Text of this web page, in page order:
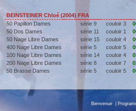
BEINSTEINER Chloé (2004) FRA
50 Papillon Dames
série 9 couloir 3
50 Dos Dames
série 11 couloir 1
50 Nage Libre Dames
série 15 couloir 4
400 Nage Libre Dames
série 5 couloir 5
100 Nage Libre Dames
série 14 couloir 4
200 Nage Libre Dames
série 8 couloir 7
50 Brasse Dames
série 5 couloir 5
Bienvenue